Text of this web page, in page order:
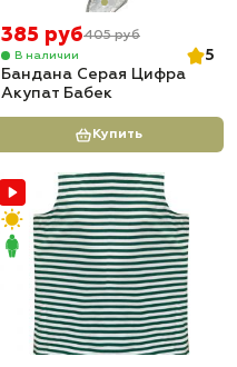
385 руб405 руб
В наличии
5
Бандана Серая Цифра
Акупат Бабек
Купить